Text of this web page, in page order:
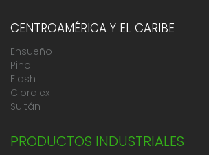
CENTROAMÉRICA Y EL CARIBE
Ensueño
Pinol
Flash
Cloralex
Sultán
PRODUCTOS INDUSTRIALES